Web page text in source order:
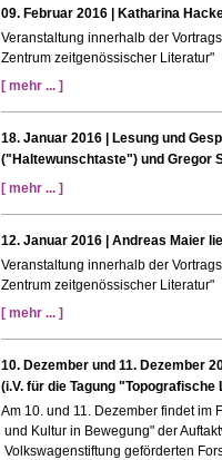
09. Februar 2016 | Katharina
Veranstaltung innerhalb der
Zentrum zeitgenössischer Literatur"
[ mehr ... ]
18. Januar 2016 | Lesung und
("Haltewunschtaste") und Gregor
[ mehr ... ]
12. Januar 2016 | Andreas Maier
Veranstaltung innerhalb der
Zentrum zeitgenössischer Literatur"
[ mehr ... ]
10. Dezember und 11. Dezember
(i.V. für die Tagung
Am 10. und 11. Dezember findet im
und Kultur in Bewegung" der
Volkswagenstiftung geförderten